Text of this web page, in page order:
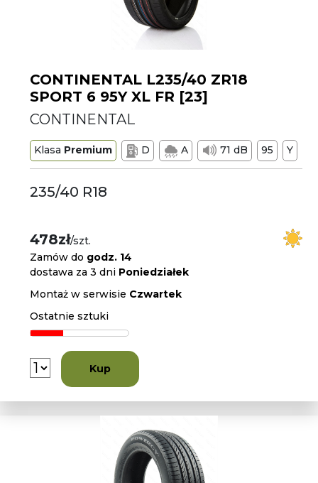
CONTINENTAL L235/40 ZR18
SPORT 6 95Y XL FR [23]
CONTINENTAL
Klasa Premium D A 71 dB 95 Y
235/40 R18
478zł/szt.
Zamów do godz. 14
dostawa za 3 dni Poniedziałek
Montaż w serwisie Czwartek
Ostatnie sztuki
Kup